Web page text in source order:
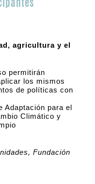
agricultura y el
permitirán
los mismos
de políticas con
Adaptación para el
Climático y
Fundación